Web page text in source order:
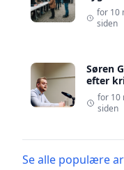
for 10
siden
Søren
efter
for 10
siden
Se alle populære